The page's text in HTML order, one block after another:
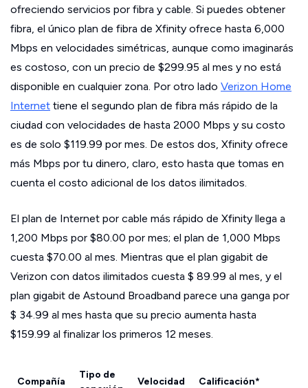
ofreciendo servicios por fibra y cable. Si puedes obtener
fibra, el único plan de fibra de Xfinity ofrece hasta 6,000
Mbps en velocidades simétricas, aunque como imaginarás
es costoso, con un precio de $299.95 al mes y no está
disponible en cualquier zona. Por otro lado Verizon Home
Internet tiene el segundo plan de fibra más rápido de la
ciudad con velocidades de hasta 2000 Mbps y su costo
es de solo $119.99 por mes. De estos dos, Xfinity ofrece
más Mbps por tu dinero, claro, esto hasta que tomas en
cuenta el costo adicional de los datos ilimitados.
El plan de Internet por cable más rápido de Xfinity llega a
1,200 Mbps por $80.00 por mes; el plan de 1,000 Mbps
cuesta $70.00 al mes. Mientras que el plan gigabit de
Verizon con datos ilimitados cuesta $ 89.99 al mes, y el
plan gigabit de Astound Broadband parece una ganga por
$ 34.99 al mes hasta que su precio aumenta hasta
$159.99 al finalizar los primeros 12 meses.
Compañía
Tipo de
Velocidad Calificación*